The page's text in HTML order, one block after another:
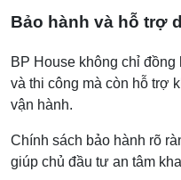
Bảo hành và hỗ trợ
BP House không chỉ
và thi công mà còn hỗ trợ
vận hành.
Chính sách bảo hành rõ
giúp chủ đầu tư an tâm